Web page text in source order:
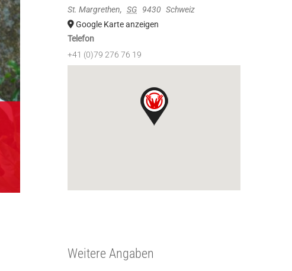
St. Margrethen, SG 9430 Schweiz
Google Karte anzeigen
Telefon
+41 (0)79 276 76 19
Weitere Angaben